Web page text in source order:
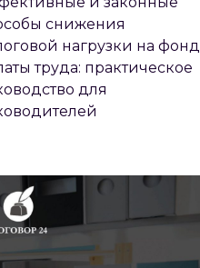
снижения
нагрузки на фонд
труда: практическое
для
ДОКУМЕНТЫ
КАДРОВОЙ СЛУЖБЫ